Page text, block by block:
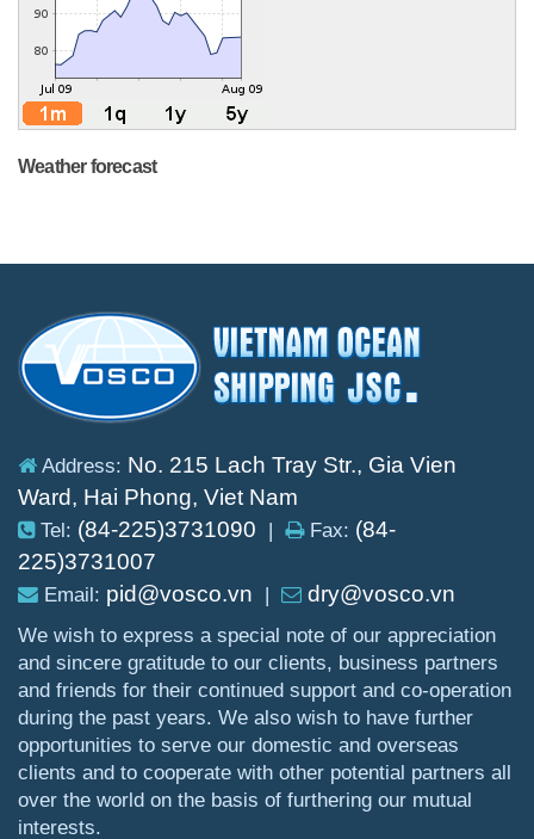
Weather forecast
Address: No. 215 Lach Tray Str., Gia Vien
Ward, Hai Phong, Viet Nam
Tel: (84-225)3731090 | Fax: (84-
225)3731007
Email: pid@vosco.vn | dry@vosco.vn
We wish to express a special note of our appreciation
and sincere gratitude to our clients, business partners
and friends for their continued support and co-operation
during the past years. We also wish to have further
opportunities to serve our domestic and overseas
clients and to cooperate with other potential partners all
over the world on the basis of furthering our mutual
interests.